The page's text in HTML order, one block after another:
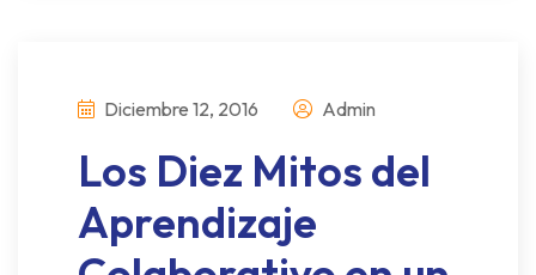
Diciembre 12, 2016 Admin
Los Diez Mitos del
Aprendizaje